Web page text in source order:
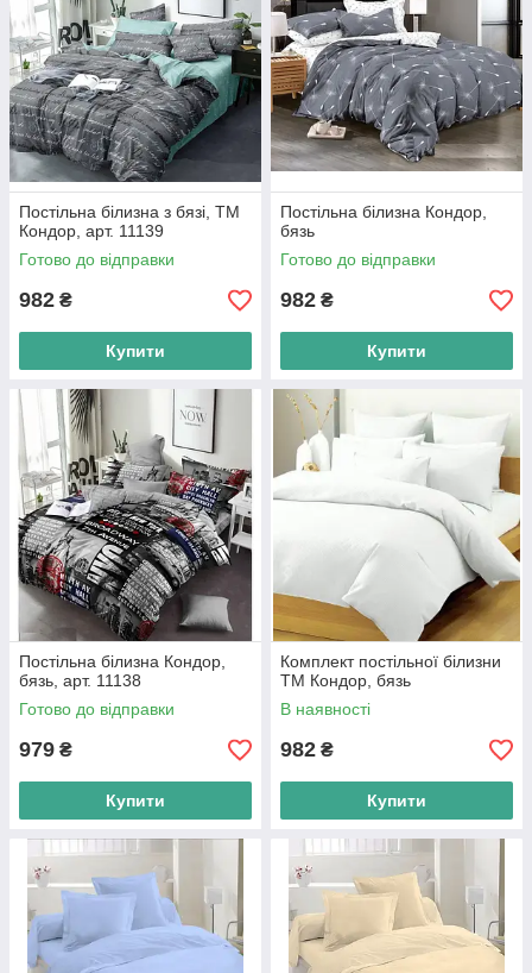
Постільна білизна з бязі, ТМ
Кондор, арт. 11139
Готово до відправки
982 ₴
Купити
Постільна білизна Кондор,
бязь
Готово до відправки
982 ₴
Купити
Постільна білизна Кондор,
бязь, арт. 11138
Готово до відправки
979 ₴
Купити
Комплект постільної білизни
ТМ Кондор, бязь
В наявності
982 ₴
Купити